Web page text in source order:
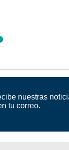
nuestras
tu correo.